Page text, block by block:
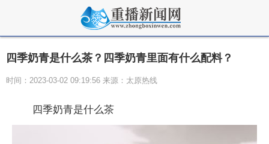
四季奶青是什么茶？四季奶青里面有什么配料？
时间：2023-03-02 09:19:56 来源：太原热线
四季奶青是什么茶